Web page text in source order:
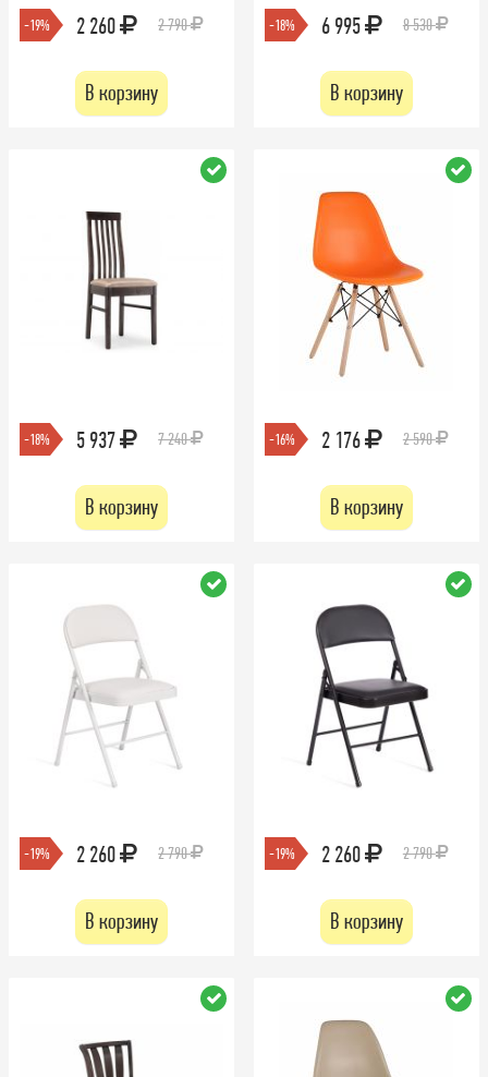
-19% 2 260 2 790
В корзину
-18% 6 995 8 530
В корзину
-18% 5 937 7 240
В корзину
-16% 2 176 2 590
В корзину
-19% 2 260 2 790
В корзину
-19% 2 260 2 790
В корзину